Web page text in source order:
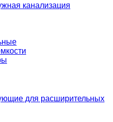
канализация
для расширительных